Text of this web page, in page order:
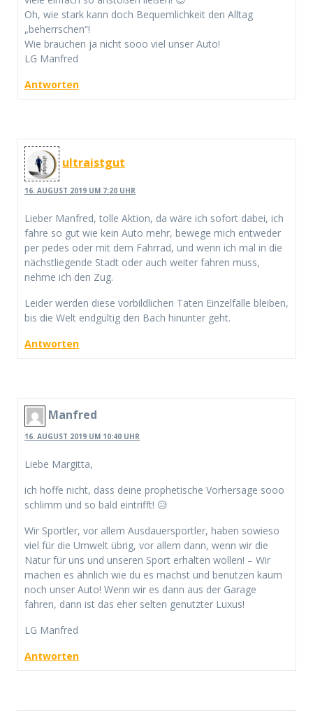
Oh, wie stark kann doch Bequemlichkeit den Alltag
„beherrschen“!
Wie brauchen ja nicht sooo viel unser Auto!
LG Manfred
Antworten
ultraistgut
16. AUGUST 2019 UM 7:20 UHR
Lieber Manfred, tolle Aktion, da wäre ich sofort dabei, ich
fahre so gut wie kein Auto mehr, bewege mich entweder
per pedes oder mit dem Fahrrad, und wenn ich mal in die
nächstliegende Stadt oder auch weiter fahren muss,
nehme ich den Zug.
Leider werden diese vorbildlichen Taten Einzelfälle bleiben,
bis die Welt endgültig den Bach hinunter geht.
Antworten
Manfred
16. AUGUST 2019 UM 10:40 UHR
Liebe Margitta,
ich hoffe nicht, dass deine prophetische Vorhersage sooo
schlimm und so bald eintrifft! 😥
Wir Sportler, vor allem Ausdauersportler, haben sowieso
viel für die Umwelt übrig, vor allem dann, wenn wir die
Natur für uns und unseren Sport erhalten wollen! – Wir
machen es ähnlich wie du es machst und benutzen kaum
noch unser Auto! Wenn wir es dann aus der Garage
fahren, dann ist das eher selten genutzter Luxus!
LG Manfred
Antworten